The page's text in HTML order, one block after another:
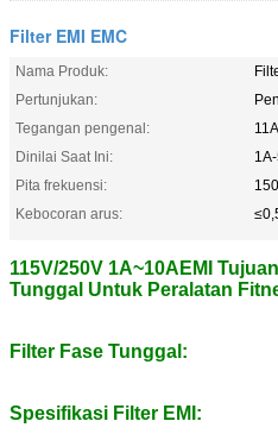
Filter EMI EMC
Nama Produk:
Pertunjukan:
Tegangan pengenal:
Dinilai Saat Ini:
Pita frekuensi:
Kebocoran arus:
115V/250V 1A~10A EMI
Tunggal Untuk Peralatan
Filter Fase Tunggal:
Spesifikasi Filter EMI :